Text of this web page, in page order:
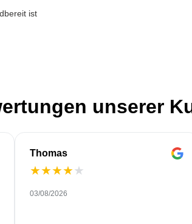
ist
unserer
Thomas
★★★★★
03/08/2026